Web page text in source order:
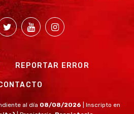
REPORTAR ERROR
al día 08/08/2026
| Inscripto en